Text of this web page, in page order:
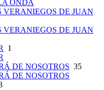
ONDA
VERANIEGOS DE JUAN
VERANIEGOS DE JUAN
1
DE NOSOTROS 35
DE NOSOTROS